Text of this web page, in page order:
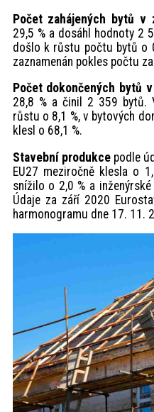
Počet zahájených bytů v
29,5 % a dosáhl hodnoty 2
došlo k růstu počtu bytů o
zaznamenán pokles počtu
Počet dokončených bytů
28,8 % a činil 2 359 bytů.
růstu o 8,1 %, v bytových
klesl o 68,1 %.
Stavební produkcepodle
EU27 meziročně klesla o
snížilo o 2,0 % a
Údaje za září 2020
harmonogramu dne 17. 11.